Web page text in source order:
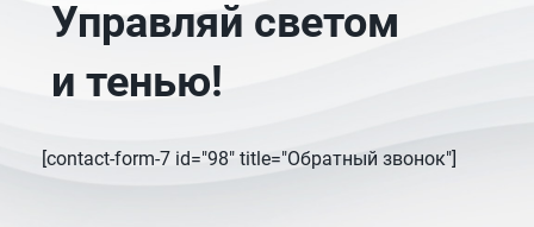
Управляй светом
и тенью!
[contact-form-7 id="98" title="Обратный звонок"]